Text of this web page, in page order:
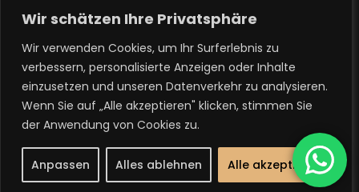
Wir schätzen Ihre Privatsphäre
Wir verwenden Cookies, um Ihr Surferlebnis zu
verbessern, personalisierte Anzeigen oder Inhalte
einzusetzen und unseren Datenverkehr zu analysieren.
Wenn Sie auf „Alle akzeptieren" klicken, stimmen Sie
der Anwendung von Cookies zu.
Anpassen Alles ablehnen Alle akzeptieren
info@temizbaukunst.de
Potsdamer Str. 16/17 14163 Berlin Zehlendorf
Die Symbole stammen vonflaticon.com undicons8.com
© Copyright 2026 . Alle Rechte vorbehalten.